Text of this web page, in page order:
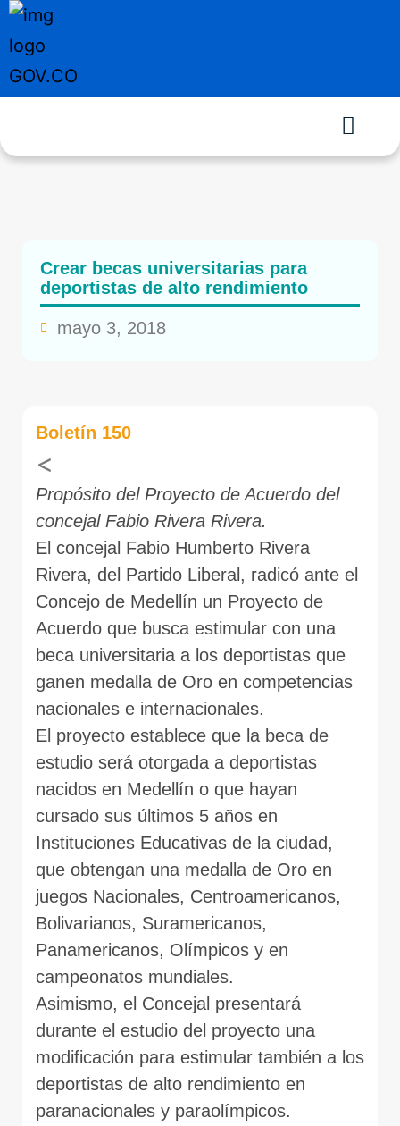
Crear becas universitarias para
deportistas de alto rendimiento
mayo 3, 2018
Boletín 150
<
Propósito del Proyecto de Acuerdo del
concejal Fabio Rivera Rivera.
El concejal Fabio Humberto Rivera
Rivera, del Partido Liberal, radicó ante el
Concejo de Medellín un Proyecto de
Acuerdo que busca estimular con una
beca universitaria a los deportistas que
ganen medalla de Oro en competencias
nacionales e internacionales.
El proyecto establece que la beca de
estudio será otorgada a deportistas
nacidos en Medellín o que hayan
cursado sus últimos 5 años en
Instituciones Educativas de la ciudad,
que obtengan una medalla de Oro en
juegos Nacionales, Centroamericanos,
Bolivarianos, Suramericanos,
Panamericanos, Olímpicos y en
campeonatos mundiales.
Asimismo, el Concejal presentará
durante el estudio del proyecto una
modificación para estimular también a los
deportistas de alto rendimiento en
paranacionales y paraolímpicos.